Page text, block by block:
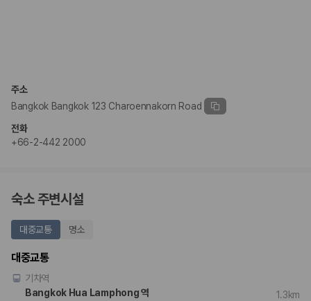
주소
Bangkok Bangkok 123 Charoennakorn Road
전화
+66-2-442 2000
숙소 주변시설
대중교통 명소
대중교통
기차역
Bangkok Hua Lamphong 역
1.3km